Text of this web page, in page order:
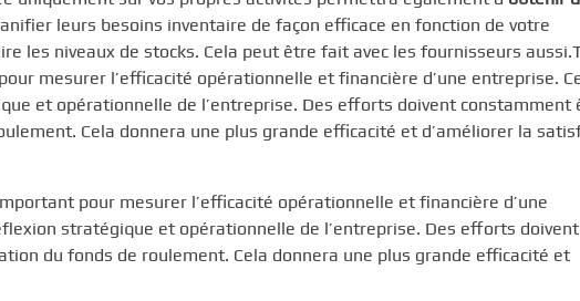
leurs besoins inventaire de façon efficace en fonction de votre
les niveaux de stocks. Cela peut être fait avec les fournisseurs
mesurer l’efficacité opérationnelle et financière d’une entreprise.
et opérationnelle de l’entreprise. Des efforts doivent constamment
Cela donnera une plus grande efficacité et d’améliorer la
pour mesurer l’efficacité opérationnelle et financière d’une
stratégique et opérationnelle de l’entreprise. Des efforts doivent
du fonds de roulement. Cela donnera une plus grande efficacité et